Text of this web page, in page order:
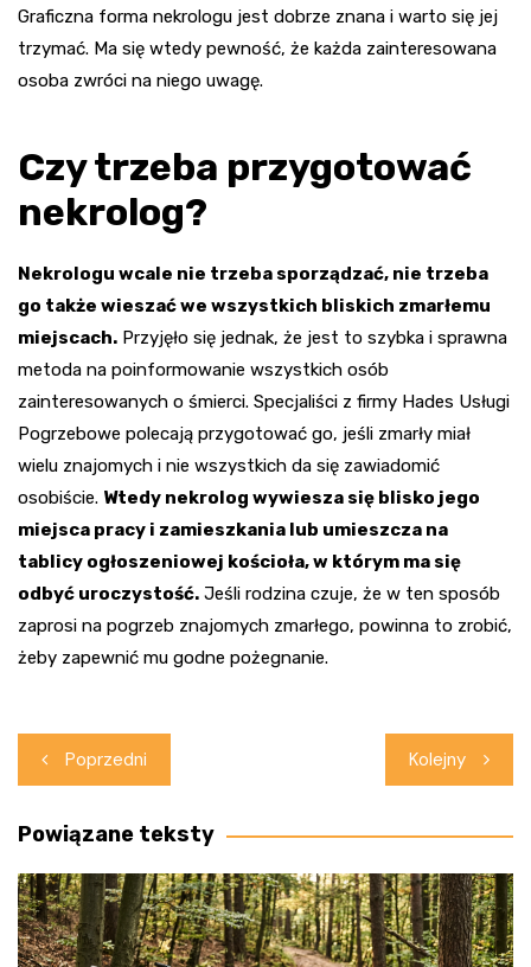
Graficzna forma nekrologu jest dobrze znana i warto się jej
trzymać. Ma się wtedy pewność, że każda zainteresowana
osoba zwróci na niego uwagę.
Czy trzeba przygotować
nekrolog?
Nekrologu wcale nie trzeba sporządzać, nie trzeba
go także wieszać we wszystkich bliskich zmarłemu
miejscach. Przyjęło się jednak, że jest to szybka i sprawna
metoda na poinformowanie wszystkich osób
zainteresowanych o śmierci. Specjaliści z firmy Hades Usługi
Pogrzebowe polecają przygotować go, jeśli zmarły miał
wielu znajomych i nie wszystkich da się zawiadomić
osobiście. Wtedy nekrolog wywiesza się blisko jego
miejsca pracy i zamieszkania lub umieszcza na
tablicy ogłoszeniowej kościoła, w którym ma się
odbyć uroczystość. Jeśli rodzina czuje, że w ten sposób
zaprosi na pogrzeb znajomych zmarłego, powinna to zrobić,
żeby zapewnić mu godne pożegnanie.
Nawigacja
wpisu
Poprzedni Kolejny
Powiązane teksty